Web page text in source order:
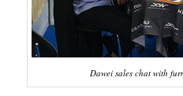
Dawei sales chat with